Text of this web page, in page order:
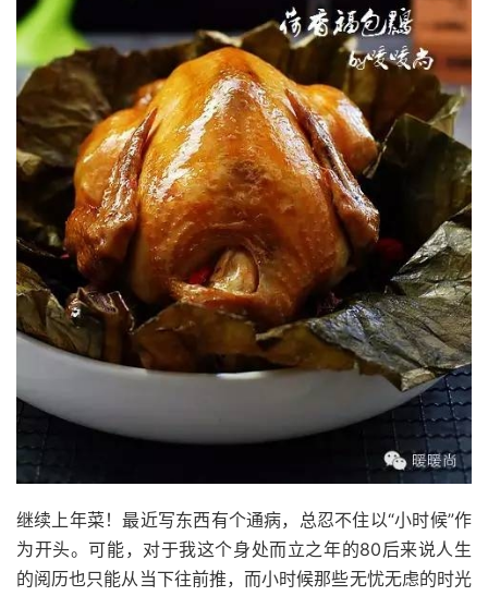
继续上年菜！最近写东西有个通病，总忍不住以“小时候”作
为开头。可能，对于我这个身处而立之年的80后来说人生
的阅历也只能从当下往前推，而小时候那些无忧无虑的时光